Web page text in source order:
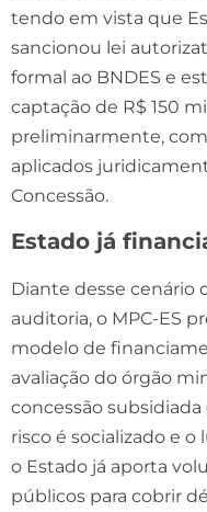
tendo em vista que
sancionou lei
formal ao BNDES e
captação de R$ 150
preliminarmente,
aplicados
Concessão.
Estado já
Diante desse cenário
auditoria, o MPC-ES
modelo de
avaliação do órgão
concessão
risco é socializado e o
o Estado já aporta
públicos para cobrir